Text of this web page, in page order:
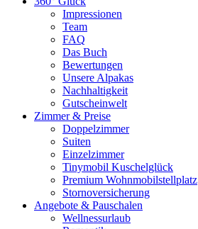
Impressionen
Team
FAQ
Das Buch
Bewertungen
Unsere Alpakas
Nachhaltigkeit
Gutscheinwelt
Zimmer & Preise
Doppelzimmer
Suiten
Einzelzimmer
Tinymobil Kuschelglück
Premium Wohnmobilstellplatz
Stornoversicherung
Angebote & Pauschalen
Wellnessurlaub